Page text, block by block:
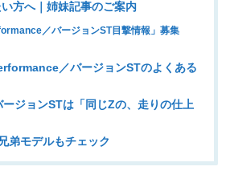
方へ｜姉妹記事のご案内
／バージョンST目撃情報」募集
／バージョンSTのよくある
ジョンSTは「同じZの、走りの仕上
弟モデルもチェック